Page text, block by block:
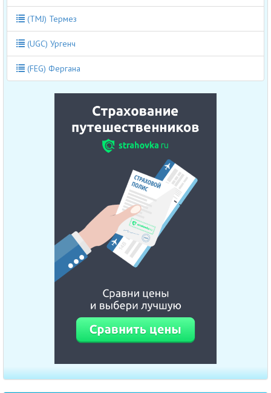
(TMJ) Термез
(UGC) Ургенч
(FEG) Фергана